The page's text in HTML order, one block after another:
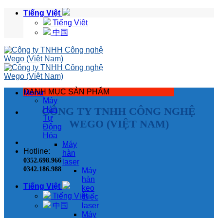
Skip
Tiếng Việt
Tiếng Việt
中国
Menu
CÔNG TY TNHH CÔNG NGHỆ
WEGO (VIỆT NAM)
Hotline:
0352.698.966
0342.186.988
Tiếng Việt
Tiếng Việt
中国
DANH MỤC SẢN PHẨM
Máy
Hàn
Tự
Động
Hóa
Máy
hàn
laser
Máy
hàn
keo
thiếc
laser
Máy